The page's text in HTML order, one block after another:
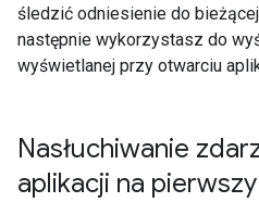
śledzić odniesienie do bieżącej
następnie wykorzystasz do
wyświetlanej przy otwarciu
Nasłuchiwanie
aplikacji na